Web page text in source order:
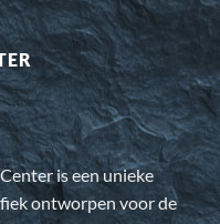
is een unieke
ontworpen voor de